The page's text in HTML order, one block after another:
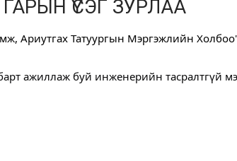
ҮСЭГ ЗУРЛАА
Ариутгах Татуургын Мэргэжлийн
ажиллаж буй инженерийн тасралтгүй